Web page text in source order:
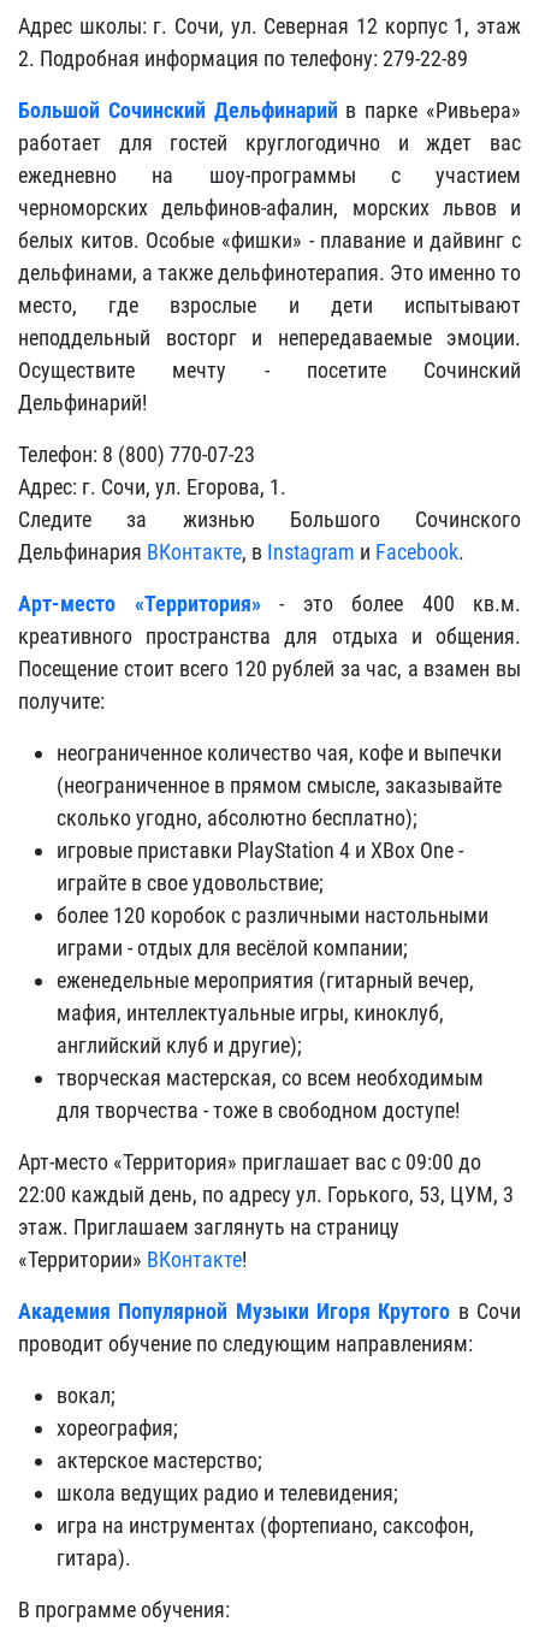
Адрес школы: г. Сочи, ул. Северная 12 корпус 1, этаж
2. Подробная информация по телефону: 279-22-89
Большой Сочинский Дельфинарий в парке «Ривьера»
работает для гостей круглогодично и ждет вас
ежедневно на шоу-программы с участием
черноморских дельфинов-афалин, морских львов и
белых китов. Особые «фишки» - плавание и дайвинг с
дельфинами, а также дельфинотерапия. Это именно то
место, где взрослые и дети испытывают
неподдельный восторг и непередаваемые эмоции.
Осуществите мечту - посетите Сочинский
Дельфинарий!
Телефон: 8 (800) 770-07-23
Адрес: г. Сочи, ул. Егорова, 1.
Следите за жизнью Большого Сочинского
Дельфинария ВКонтакте, в Instagram и Facebook.
Арт-место «Территория»- это более 400 кв.м.
креативного пространства для отдыха и общения.
Посещение стоит всего 120 рублей за час, а взамен вы
получите:
неограниченное количество чая, кофе и выпечки
(неограниченное в прямом смысле, заказывайте
сколько угодно, абсолютно бесплатно);
игровые приставки PlayStation 4 и XBox One -
играйте в свое удовольствие;
более 120 коробок с различными настольными
играми - отдых для весёлой компании;
еженедельные мероприятия (гитарный вечер,
мафия, интеллектуальные игры, киноклуб,
английский клуб и другие);
творческая мастерская, со всем необходимым
для творчества - тоже в свободном доступе!
Арт-место «Территория» приглашает вас с 09:00 до
22:00 каждый день, по адресу ул. Горького, 53, ЦУМ, 3
этаж. Приглашаем заглянуть на страницу
«Территории» ВКонтакте!
Академия Популярной Музыки Игоря Крутого в Сочи
проводит обучение по следующим направлениям:
вокал;
хореография;
актерское мастерство;
школа ведущих радио и телевидения;
игра на инструментах (фортепиано, саксофон,
гитара).
В программе обучения: